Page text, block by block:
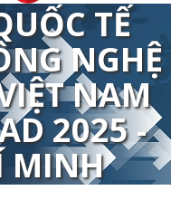
TẾ
NGHỆ
NAM
2025 -
MINH